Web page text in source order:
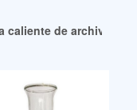
DOTP-Soyventis
caliente de archivos